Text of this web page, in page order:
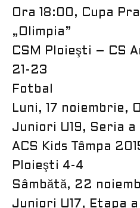
Ora 18:00, Cupa
„Olimpia”
CSM Ploieşti – CS
21-23
Fotbal
Luni, 17 noiembrie,
Juniori U19, Seria a
ACS Kids Tâmpa
Ploieşti 4-4
Sâmbătă, 22
Juniori U17, Etapa